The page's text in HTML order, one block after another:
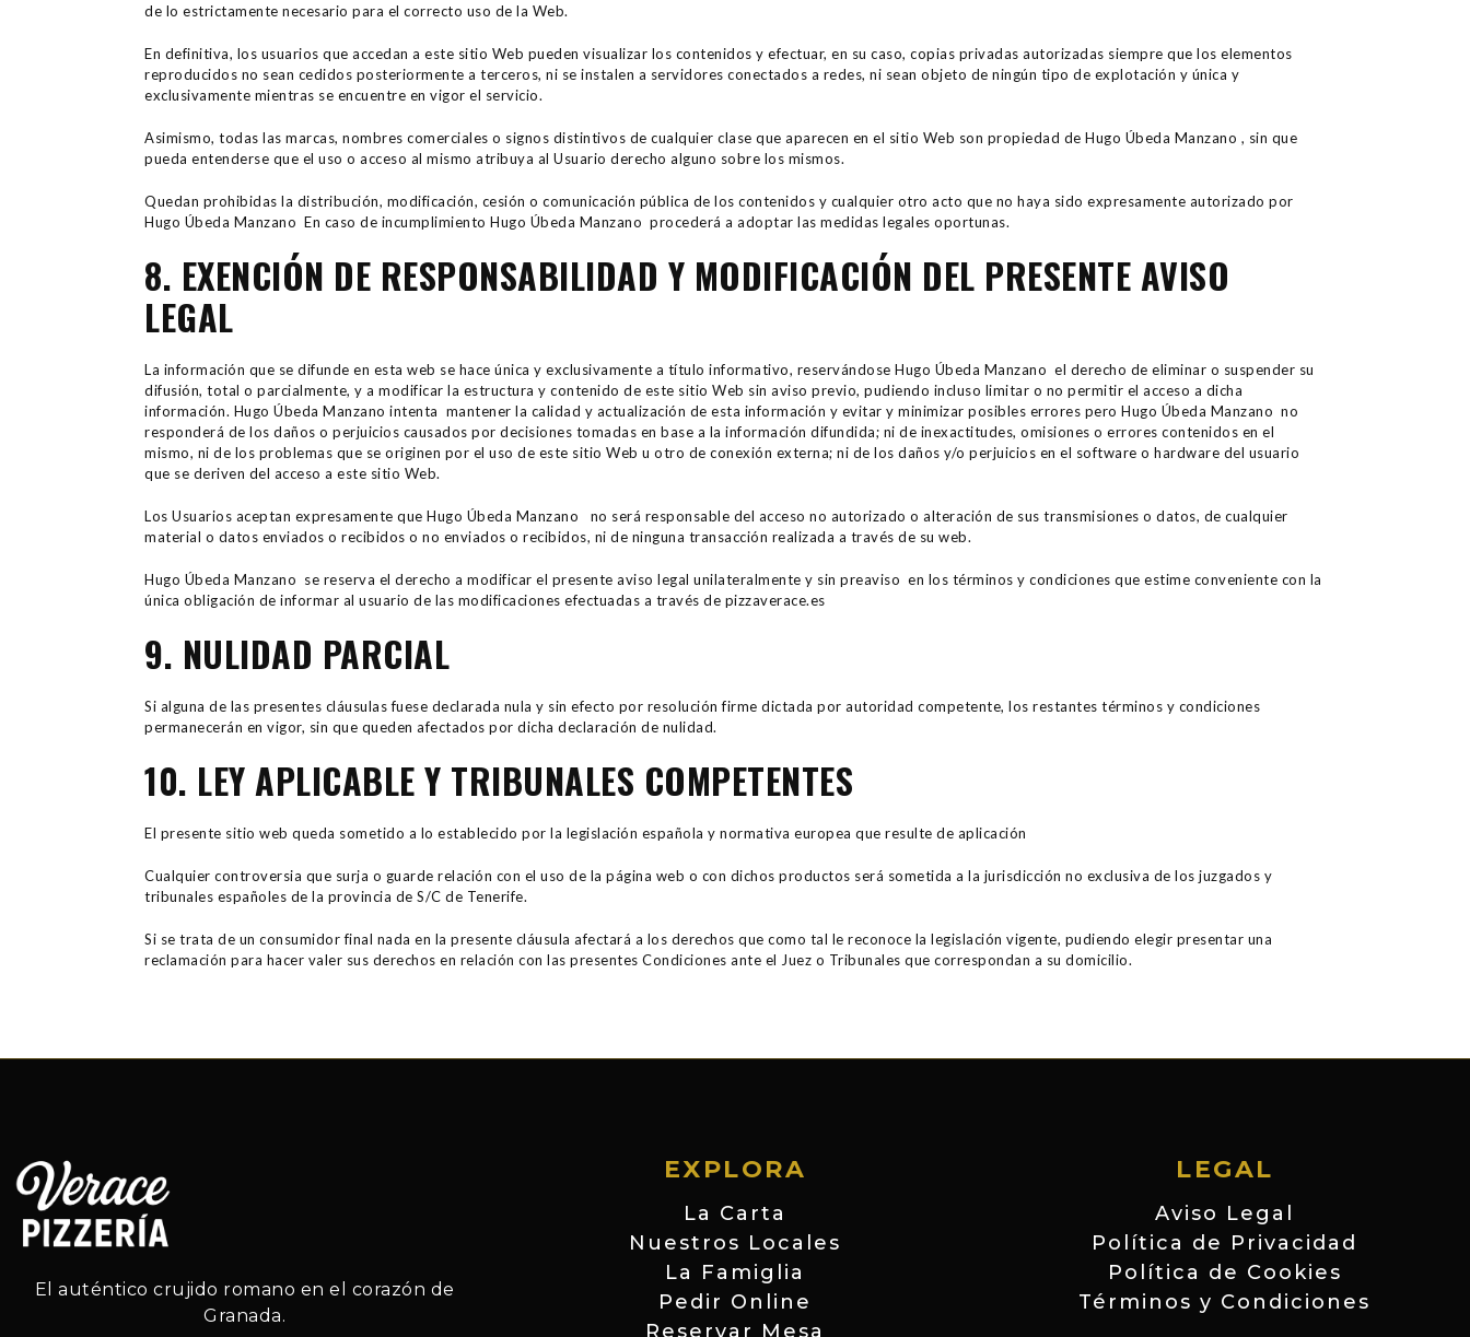
de lo estrictamente necesario para el correcto uso de la Web.
En definitiva, los usuarios que accedan a este sitio Web pueden visualizar los contenidos y efectuar, en su caso, copias privadas autorizadas siempre que los elementos
reproducidos no sean cedidos posteriormente a terceros, ni se instalen a servidores conectados a redes, ni sean objeto de ningún tipo de explotación y única y
exclusivamente mientras se encuentre en vigor el servicio.
Asimismo, todas las marcas, nombres comerciales o signos distintivos de cualquier clase que aparecen en el sitio Web son propiedad de Hugo Úbeda Manzano , sin que
pueda entenderse que el uso o acceso al mismo atribuya al Usuario derecho alguno sobre los mismos.
Quedan prohibidas la distribución, modificación, cesión o comunicación pública de los contenidos y cualquier otro acto que no haya sido expresamente autorizado por
Hugo Úbeda Manzano En caso de incumplimiento Hugo Úbeda Manzano procederá a adoptar las medidas legales oportunas.
8. EXENCIÓN DE RESPONSABILIDAD Y MODIFICACIÓN DEL PRESENTE AVISO
LEGAL
La información que se difunde en esta web se hace única y exclusivamente a título informativo, reservándose Hugo Úbeda Manzano el derecho de eliminar o suspender su
difusión, total o parcialmente, y a modificar la estructura y contenido de este sitio Web sin aviso previo, pudiendo incluso limitar o no permitir el acceso a dicha
información. Hugo Úbeda Manzano intenta mantener la calidad y actualización de esta información y evitar y minimizar posibles errores pero Hugo Úbeda Manzano no
responderá de los daños o perjuicios causados por decisiones tomadas en base a la información difundida; ni de inexactitudes, omisiones o errores contenidos en el
mismo, ni de los problemas que se originen por el uso de este sitio Web u otro de conexión externa; ni de los daños y/o perjuicios en el software o hardware del usuario
que se deriven del acceso a este sitio Web.
Los Usuarios aceptan expresamente que Hugo Úbeda Manzano no será responsable del acceso no autorizado o alteración de sus transmisiones o datos, de cualquier
material o datos enviados o recibidos o no enviados o recibidos, ni de ninguna transacción realizada a través de su web.
Hugo Úbeda Manzano se reserva el derecho a modificar el presente aviso legal unilateralmente y sin preaviso en los términos y condiciones que estime conveniente con la
única obligación de informar al usuario de las modificaciones efectuadas a través de pizzaverace.es
9. NULIDAD PARCIAL
Si alguna de las presentes cláusulas fuese declarada nula y sin efecto por resolución firme dictada por autoridad competente, los restantes términos y condiciones
permanecerán en vigor, sin que queden afectados por dicha declaración de nulidad.
10. LEY APLICABLE Y TRIBUNALES COMPETENTES
El presente sitio web queda sometido a lo establecido por la legislación española y normativa europea que resulte de aplicación
Cualquier controversia que surja o guarde relación con el uso de la página web o con dichos productos será sometida a la jurisdicción no exclusiva de los juzgados y
tribunales españoles de la provincia de S/C de Tenerife.
Si se trata de un consumidor final nada en la presente cláusula afectará a los derechos que como tal le reconoce la legislación vigente, pudiendo elegir presentar una
reclamación para hacer valer sus derechos en relación con las presentes Condiciones ante el Juez o Tribunales que correspondan a su domicilio.
El auténtico crujido romano en el corazón de
Granada.
EXPLORA
La Carta
Nuestros Locales
La Famiglia
Pedir Online
Reservar Mesa
LEGAL
Aviso Legal
Política de Privacidad
Política de Cookies
Términos y Condiciones